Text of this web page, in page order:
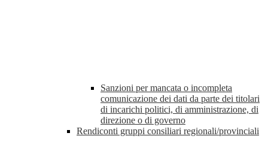
Sanzioni per mancata o incompleta
comunicazione dei dati da parte dei titolari
di incarichi politici, di amministrazione, di
direzione o di governo
Rendiconti gruppi consiliari regionali/provinciali